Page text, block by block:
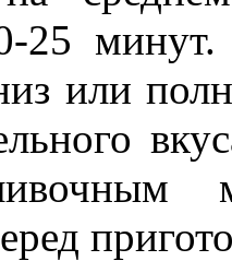
25
или